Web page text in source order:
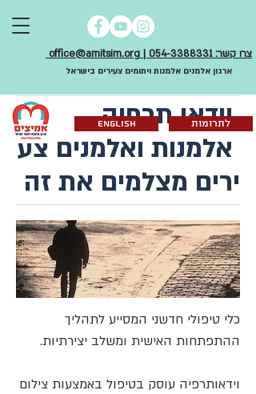
צרו קשר: 054-3388331 | office@amitsim.org
ארגון אלמנים אלמנות ויתומים צעירים בישראל
English לתרומות
וידאו תרפיה
אלמנות ואלמנים צע
ירים מצלמים את זה
כלי טיפולי חדשני המסייע לתהליך
ההתפתחות האישית ומשלב יצירתיות.
וידאותרפיה עוסק בטיפול באמצעות צילום